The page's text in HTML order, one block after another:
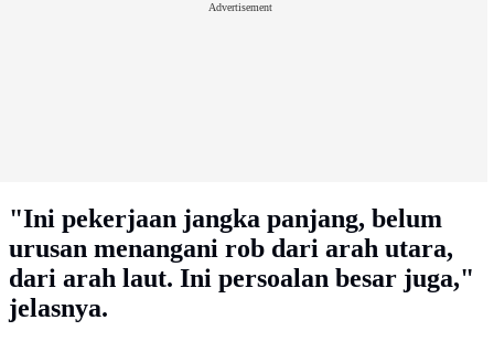
Advertisement
"Ini pekerjaan jangka panjang, belum
urusan menangani rob dari arah utara,
dari arah laut. Ini persoalan besar juga,"
jelasnya.